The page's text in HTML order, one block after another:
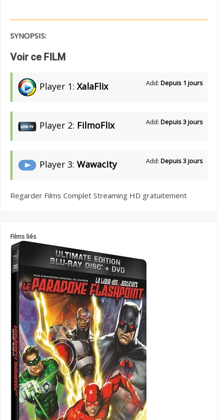
SYNOPSIS:
Voir ce FILM
Player 1: XalaFlix Add: Depuis 1 jours
Player 2: FilmoFlix Add: Depuis 3 jours
Player 3: Wawacity Add: Depuis 3 jours
Regarder Films Complet Streaming HD gratuitement
Films liés